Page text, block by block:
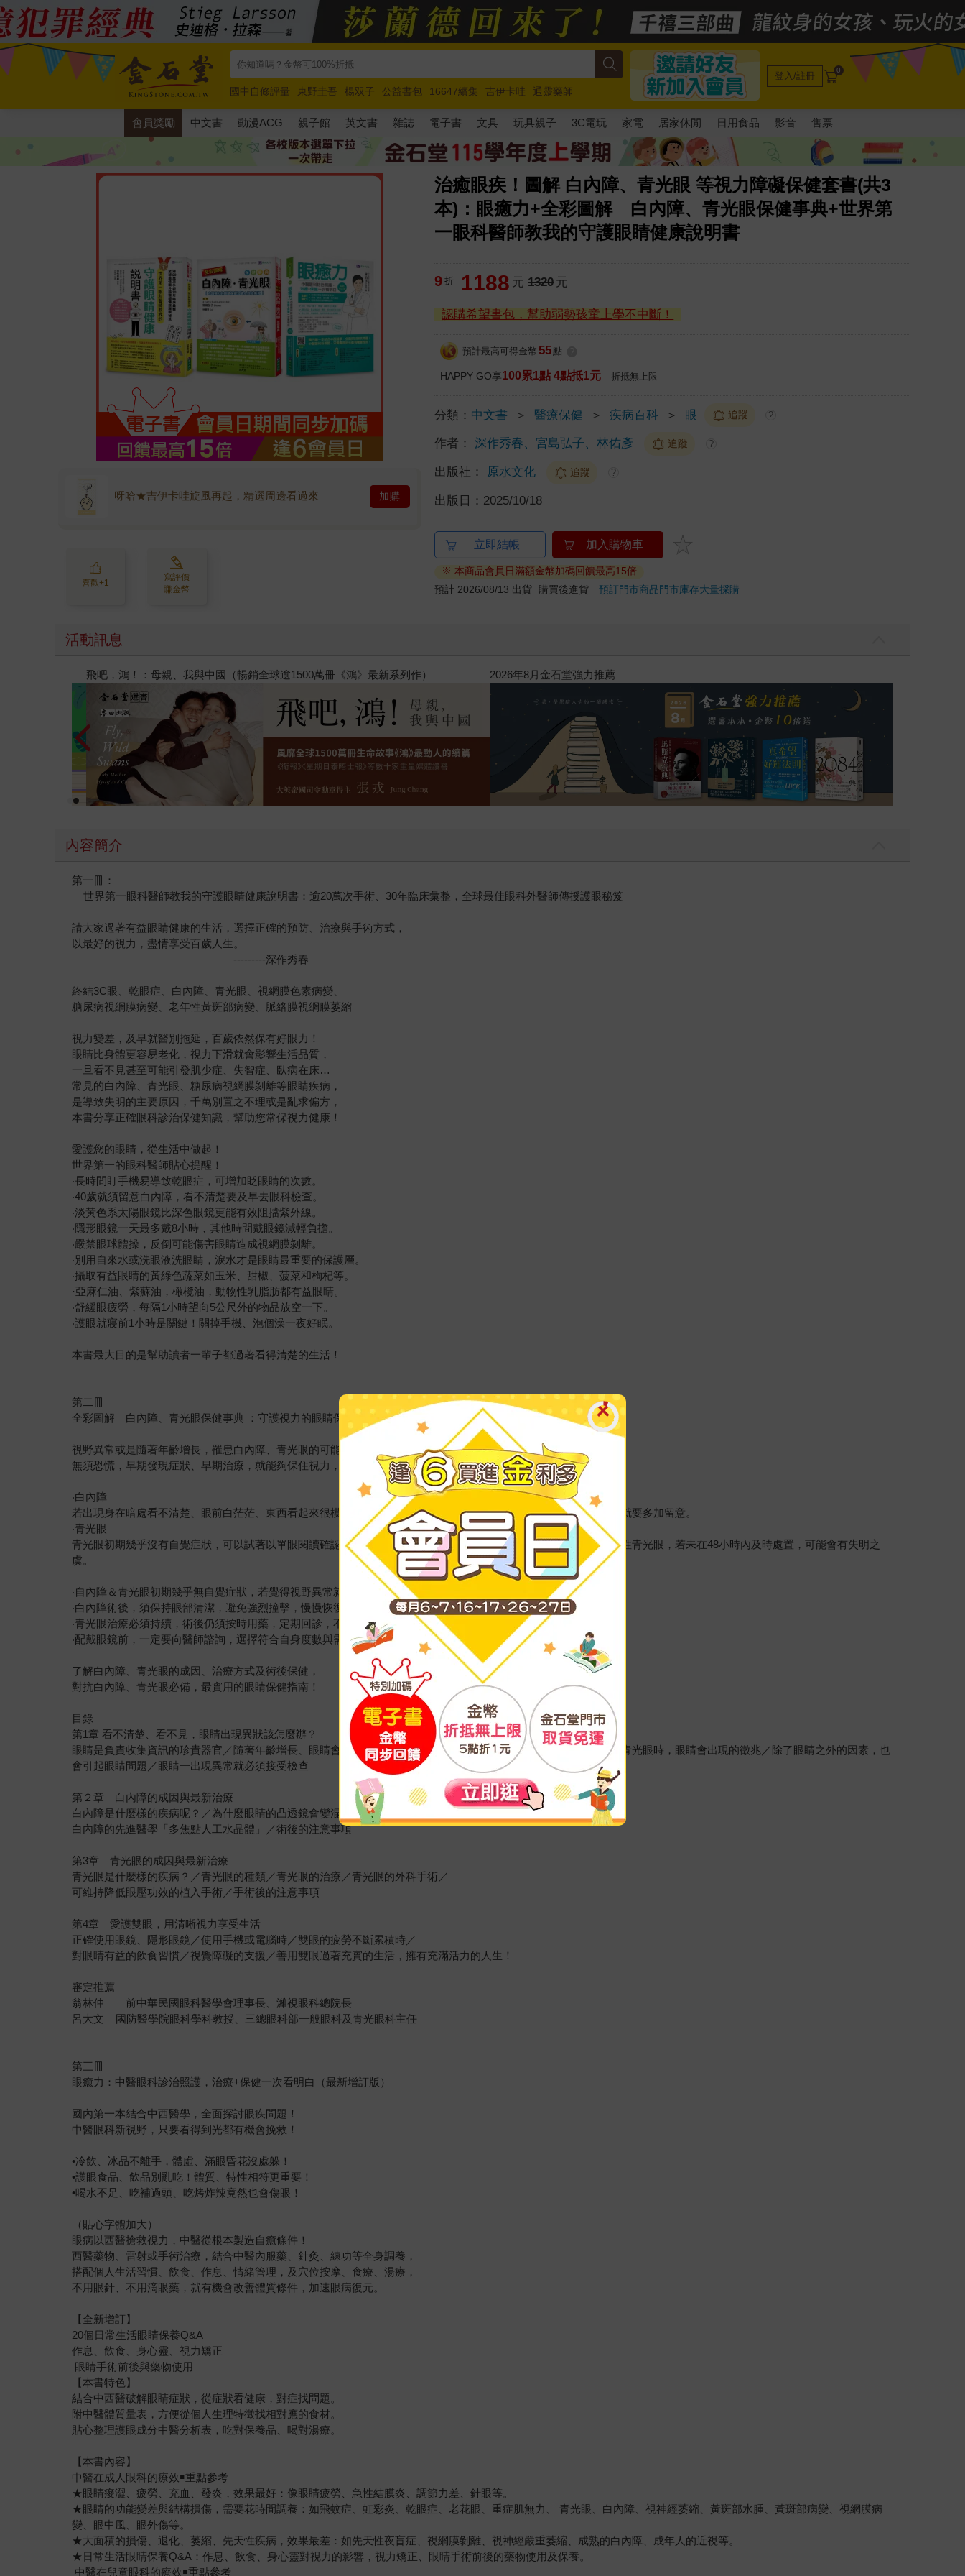
國中自修評量 東野圭吾 楊双子 公益書包 16647續集 吉伊卡哇
通靈藥師
唯紅花綻放
奧德賽 路邊攤新作 馬斯克 玩具總動員5 超慢跑
登入/註冊 0
會員獎勵 中文書 動漫ACG 親子館 英文書 雜誌 電子書 文具 玩具親子 3C電玩 家電 居家休閒 日用食品 影音 售票
治癒眼疾！圖解 白內障、青光眼 等視力障礙保健套書(共3
本)：眼癒力+全彩圖解 白內障、青光眼保健事典+世界第
一眼科醫師教我的守護眼睛健康說明書
呀哈★吉伊卡哇旋風再起，精選周邊看過來 加購
喜歡+1
寫評價
賺金幣
9 折 1188 元 1320 元
認購希望書包，幫助弱勢孩童上學不中斷！
預計最高可得金幣 55 點
HAPPY GO享100累1點 4點抵1元 折抵無上限
分類： 中文書 ＞ 醫療保健 ＞ 疾病百科 ＞ 眼 追蹤 ?
作者： 深作秀春、宮島弘子、林佑彥 追蹤 ?
出版社： 原水文化 追蹤 ?
出版日： 2025/10/18
立即結帳 加入購物車
※ 本商品會員日滿額金幣加碼回饋最高15倍
預計 2026/08/13 出貨
購買後進貨預訂門市商品門市庫存大量採購
活動訊息
閱讀漫遊錄-2026上半年暢銷榜 飛吧，鴻！：母親、我與中國（暢銷全球逾1500萬冊《鴻》最新系列作）
內容簡介
第一冊：
世界第一眼科醫師教我的守護眼睛健康說明書：逾20萬次手術、30年臨床彙整，全球最佳眼科外醫師傳授護眼秘笈
請大家過著有益眼睛健康的生活，選擇正確的預防、治療與手術方式，
以最好的視力，盡情享受百歲人生。
---------深作秀春
終結3C眼、乾眼症、白內障、青光眼、視網膜色素病變、
糖尿病視網膜病變、老年性黃斑部病變、脈絡膜視網膜萎縮
視力變差，及早就醫別拖延，百歲依然保有好眼力！
眼睛比身體更容易老化，視力下滑就會影響生活品質，
一旦看不見甚至可能引發肌少症、失智症、臥病在床…
常見的白內障、青光眼、糖尿病視網膜剝離等眼睛疾病，
是導致失明的主要原因，千萬別置之不理或是亂求偏方，
本書分享正確眼科診治保健知識，幫助您常保視力健康！
愛護您的眼睛，從生活中做起！
世界第一的眼科醫師貼心提醒！
‧長時間盯手機易導致乾眼症，可增加眨眼睛的次數。
‧40歲就須留意白內障，看不清楚要及早去眼科檢查。
‧淡黃色系太陽眼鏡比深色眼鏡更能有效阻擋紫外線。
‧隱形眼鏡一天最多戴8小時，其他時間戴眼鏡減輕負擔。
‧嚴禁眼球體操，反倒可能傷害眼睛造成視網膜剝離。
‧別用自來水或洗眼液洗眼睛，淚水才是眼睛最重要的保護層。
‧攝取有益眼睛的黃綠色蔬菜如玉米、甜椒、菠菜和枸杞等。
·亞麻仁油、紫蘇油，橄欖油，動物性乳脂肪都有益眼睛。
‧舒緩眼疲勞，每隔1小時望向5公尺外的物品放空一下。
‧護眼就寢前1小時是關鍵！關掉手機、泡個澡一夜好眠。
本書最大目的是幫助讀者一輩子都過著看得清楚的生活！
第二冊
全彩圖解 白內障、青光眼保健事典 ：守護視力的眼睛保健知識＆診治新知
視野異常或是隨著年齡增長，罹患白內障、青光眼的可能性也相對提高，
無須恐慌，早期發現症狀、早期治療，就能夠保住視力，守護雙眼健康！
‧白內障
若出現身在暗處看不清楚、眼前白茫茫、東西看起來很模糊、難以閱讀小字、眼睛疲勞無法改善、光線刺目等症狀，就要多加留意。
‧青光眼
青光眼初期幾乎沒有自覺症狀，可以試著以單眼閱讀確認視野。但若是眼壓急速上升，出現以下症狀時，可能引發急性青光眼，若未在48小時內及時處置，可能會有失明之
虞。
‧自內障＆青光眼初期幾乎無自覺症狀，若覺得視野異常就要多留意。
‧白內障術後，須保持眼部清潔，避免強烈撞擊，慢慢恢復原本生活。
‧青光眼治療必須持續，術後仍須按時用藥，定期回診，不過度用眼。
‧配戴眼鏡前，一定要向醫師諮詢，選擇符合自身度數與需求的眼鏡。
了解白內障、青光眼的成因、治療方式及術後保健，
對抗白內障、青光眼必備，最實用的眼睛保健指南！
目錄
第1章 看不清楚、看不見，眼睛出現異狀該怎麼辦？
眼睛是負責收集資訊的珍貴器官／隨著年齡增長、眼睛會越來越疲累／你的眼睛有出現這些問題嗎？／發生白內障．青光眼時，眼睛會出現的徵兆／除了眼睛之外的因素，也
會引起眼睛問題／眼睛一出現異常就必須接受檢查
第２章 白內障的成因與最新治療
白內障是什麼樣的疾病呢？／為什麼眼睛的凸透鏡會變混濁呢？／白內障的治療／
白內障的先進醫學「多焦點人工水晶體」／術後的注意事項
第3章 青光眼的成因與最新治療
青光眼是什麼樣的疾病？／青光眼的種類／青光眼的治療／青光眼的外科手術／
可維持降低眼壓功效的植入手術／手術後的注意事項
第4章 愛護雙眼，用清晰視力享受生活
正確使用眼鏡、隱形眼鏡／使用手機或電腦時／雙眼的疲勞不斷累積時／
對眼睛有益的飲食習慣／視覺障礙的支援／善用雙眼過著充實的生活，擁有充滿活力的人生！
審定推薦
翁林仲 前中華民國眼科醫學會理事長、濰視眼科總院長
呂大文 國防醫學院眼科學科教授、三總眼科部一般眼科及青光眼科主任
第三冊
眼癒力：中醫眼科診治照護，治療+保健一次看明白（最新增訂版）
國內第一本結合中西醫學，全面探討眼疾問題！
中醫眼科新視野，只要看得到光都有機會挽救！
•冷飲、冰品不離手，體虛、滿眼昏花沒處躲！
•護眼食品、飲品別亂吃！體質、特性相符更重要！
•喝水不足、吃補過頭、吃烤炸辣竟然也會傷眼！
（貼心字體加大）
眼病以西醫搶救視力，中醫從根本製造自癒條件！
西醫藥物、雷射或手術治療，結合中醫內服藥、針灸、練功等全身調養，
搭配個人生活習慣、飲食、作息、情緒管理，及穴位按摩、食療、湯療，
不用眼針、不用滴眼藥，就有機會改善體質條件，加速眼病復元。
【全新增訂】
20個日常生活眼睛保養Q&A
作息、飲食、身心靈、視力矯正
眼睛手術前後與藥物使用
【本書特色】
結合中西醫破解眼睛症狀，從症狀看健康，對症找問題。
附中醫體質量表，方便從個人生理特徵找相對應的食材。
貼心整理護眼成分中醫分析表，吃對保養品、喝對湯療。
【本書內容】
中醫在成人眼科的療效￭重點參考
★眼睛痠澀、疲勞、充血、發炎，效果最好：像眼睛疲勞、急性結膜炎、調節力差、針眼等。
★眼睛的功能變差與結構損傷，需要花時間調養：如飛蚊症、虹彩炎、乾眼症、老花眼、重症肌無力、 青光眼、白內障、視神經萎縮、黃斑部水腫、黃斑部病變、視網膜病
變、眼中風、眼外傷等。
★大面積的損傷、退化、萎縮、先天性疾病，效果最差：如先天性夜盲症、視網膜剝離、視神經嚴重萎縮、成熟的白內障、成年人的近視等。
★日常生活眼睛保養Q&A：作息、飲食、身心靈對視力的影響，視力矯正、眼睛手術前後的藥物使用及保養。
中醫在兒童眼科的療效￭重點參考